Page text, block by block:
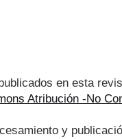
en esta
Atribución -No
y